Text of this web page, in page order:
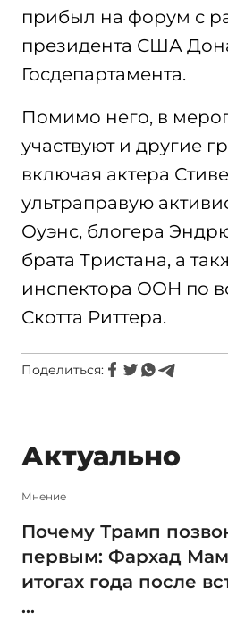
прибыл на форум с
президента США
Госдепартамента.
Помимо него, в
участвуют и другие
включая актера
ультраправую
Оуэнс, блогера
брата Тристана, а
инспектора ООН по
Скотта Риттера.
Поделиться:
Актуально
Мнение
Почему Трамп
первым: Фархад
итогах года после
...